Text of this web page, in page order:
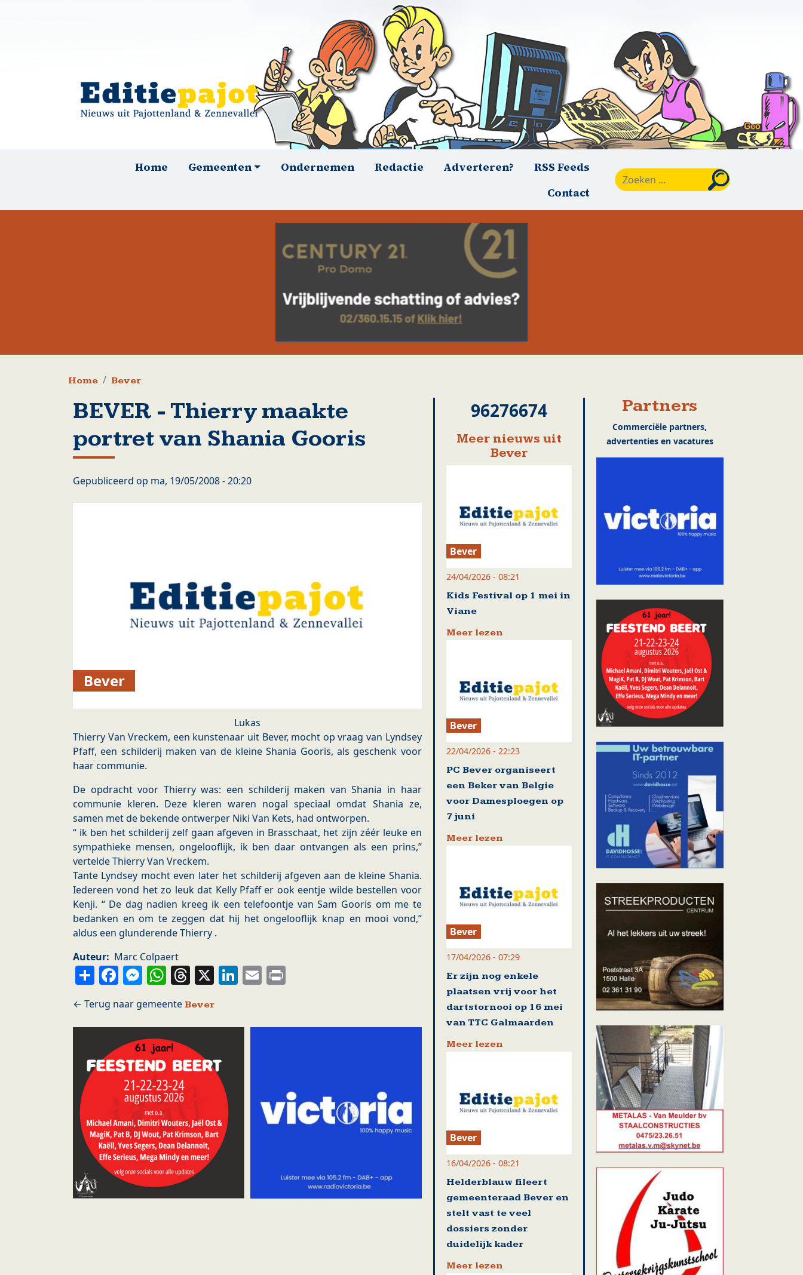
HoofdnavigatieHome Gemeenten Ondernemen Redactie Adverteren?
RSS Feeds
Contact
Kruimelpad
Home Bever
BEVER - Thierry maakte
portret van Shania Gooris
Gepubliceerd op ma, 19/05/2008 - 20:20
Bever
Lukas
Thierry Van Vreckem, een kunstenaar uit Bever, mocht op vraag van Lyndsey
Pfaff, een schilderij maken van de kleine Shania Gooris, als geschenk voor
haar communie.
De opdracht voor Thierry was: een schilderij maken van Shania in haar
communie kleren. Deze kleren waren nogal speciaal omdat Shania ze,
samen met de bekende ontwerper Niki Van Kets, had ontworpen.
“ ik ben het schilderij zelf gaan afgeven in Brasschaat, het zijn zéér leuke en
sympathieke mensen, ongelooflijk, ik ben daar ontvangen als een prins,”
vertelde Thierry Van Vreckem.
Tante Lyndsey mocht even later het schilderij afgeven aan de kleine Shania.
Iedereen vond het zo leuk dat Kelly Pfaff er ook eentje wilde bestellen voor
Kenji. “ De dag nadien kreeg ik een telefoontje van Sam Gooris om me te
bedanken en om te zeggen dat hij het ongelooflijk knap en mooi vond,”
aldus een glunderende Thierry .
Auteur
Marc Colpaert
ShareFacebook
Messenger
WhatsApp
Threads
X LinkedIn
Email
Bever
96276674
Meer nieuws uit
Bever
Bever
24/04/2026 - 08:21
Kids Festival op 1 mei in
Viane
Meer lezen
Bever
22/04/2026 - 22:23
PC Bever organiseert
een Beker van Belgie
voor Damesploegen op
7 juni
Meer lezen
Bever
17/04/2026 - 07:29
Er zijn nog enkele
plaatsen vrij voor het
dartstornooi op 16 mei
van TTC Galmaarden
Meer lezen
Bever
16/04/2026 - 08:21
Helderblauw fileert
gemeenteraad Bever en
stelt vast te veel
dossiers zonder
duidelijk kader
Meer lezen
Partners
Commerciële partners,
advertenties en vacatures